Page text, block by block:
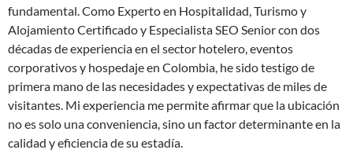
fundamental. Como Experto en Hospitalidad, Turismo y
Alojamiento Certificado y Especialista SEO Senior con dos
décadas de experiencia en el sector hotelero, eventos
corporativos y hospedaje en Colombia, he sido testigo de
primera mano de las necesidades y expectativas de miles de
visitantes. Mi experiencia me permite afirmar que la ubicación
no es solo una conveniencia, sino un factor determinante en la
calidad y eficiencia de su estadía.